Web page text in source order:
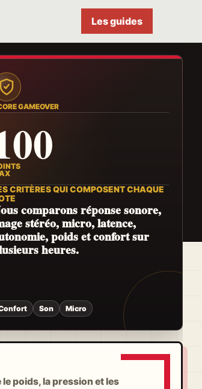
Les guides
GAMEOVER
CRITÈRES QUI COMPOSENT CHAQUE
comparons réponse sonore,
stéréo, micro, latence,
poids et confort sur
heures.
Son Micro
poids, la pression et les